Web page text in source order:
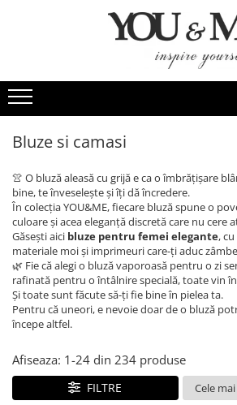
Bluze si camasi
Pantaloni
Geci si jachete
Rochii de eveniment
Compleuri si costume
Salopete
Tricouri si topuri
Fuste
Sacouri
Costume de baie
Genti
Esarfe
Coliere si brose
Bluze si camasi
👚 O bluză aleasă cu grijă e ca o îmbrățișare
bine, te înveselește și îți dă încredere.
În colecția YOU&ME, fiecare bluză spune o
culoare și acea eleganță discretă care nu cere
Găsești aici bluze pentru femei elegante,
materiale moi și imprimeuri care-ți aduc
🌿 Fie că alegi o bluză vaporoasă pentru o zi
rafinată pentru o întâlnire specială, toate vin în
Și toate sunt făcute să-ți fie bine în pielea ta.
Pentru că uneori, e nevoie doar de o bluză
începe altfel.
Afiseaza: 1-24 din 234 produse
FILTRE